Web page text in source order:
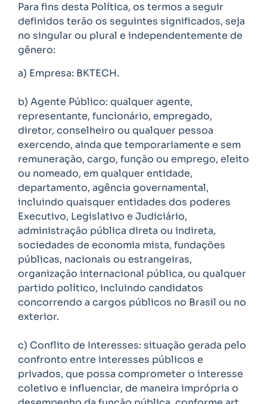
Para fins desta Política, os termos a seguir
definidos terão os seguintes significados, seja
no singular ou plural e independentemente de
gênero:
a) Empresa: BKTECH.
b) Agente Público: qualquer agente,
representante, funcionário, empregado,
diretor, conselheiro ou qualquer pessoa
exercendo, ainda que temporariamente e sem
remuneração, cargo, função ou emprego, eleito
ou nomeado, em qualquer entidade,
departamento, agência governamental,
incluindo quaisquer entidades dos poderes
Executivo, Legislativo e Judiciário,
administração pública direta ou indireta,
sociedades de economia mista, fundações
públicas, nacionais ou estrangeiras,
organização internacional pública, ou qualquer
partido político, incluindo candidatos
concorrendo a cargos públicos no Brasil ou no
exterior.
c) Conflito de Interesses: situação gerada pelo
confronto entre interesses públicos e
privados, que possa comprometer o interesse
coletivo e influenciar, de maneira imprópria o